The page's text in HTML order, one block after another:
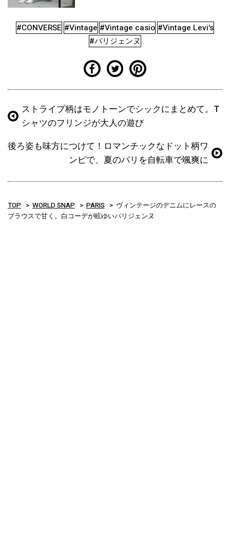
#CONVERSE #Vintage #Vintage casio #Vintage Levi's
#パリジェンヌ
ストライプ柄はモノトーンでシックにまとめて。T
シャツのフリンジが大人の遊び
後ろ姿も味方につけて！ロマンチックなドット柄ワ
ンピで、夏のパリを自転車で颯爽に
TOP WORLD SNAP PARIS
ヴィンテージのデニムにレースの
ブラウスで甘く。白コーデが眩ゆいパリジェンヌ